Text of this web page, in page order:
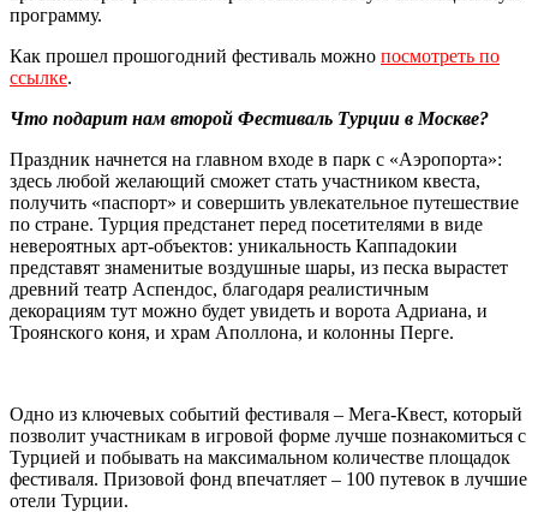
программу.
Как прошел прошогодний фестиваль можно посмотреть по
ссылке.
Что подарит нам второй Фестиваль Турции в Москве?
Праздник начнется на главном входе в парк с «Аэропорта»:
здесь любой желающий сможет стать участником квеста,
получить «паспорт» и совершить увлекательное путешествие
по стране. Турция предстанет перед посетителями в виде
невероятных арт-объектов: уникальность Каппадокии
представят знаменитые воздушные шары, из песка вырастет
древний театр Аспендос, благодаря реалистичным
декорациям тут можно будет увидеть и ворота Адриана, и
Троянского коня, и храм Аполлона, и колонны Перге.
Одно из ключевых событий фестиваля – Мега-Квест, который
позволит участникам в игровой форме лучше познакомиться с
Турцией и побывать на максимальном количестве площадок
фестиваля. Призовой фонд впечатляет – 100 путевок в лучшие
отели Турции.